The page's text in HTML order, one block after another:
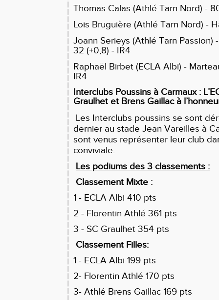
Thomas Calas (Athlé Tarn Nord) -
Lois Bruguière (Athlé Tarn Nord) -
Joann Serieys (Athlé Tarn Passion)
32 (+0,8) - IR4
Raphaël Birbet (ECLA Albi) -
IR4
Interclubs Poussins à Carmaux :
Graulhet et Brens Gaillac à
Les Interclubs poussins se sont
dernier au stade Jean Vareilles à
sont venus représenter leur club
conviviale.
Les podiums des 3 classements :
Classement Mixte :
1 - ECLA Albi 410 pts
2 - Florentin Athlé 361 pts
3 - SC Graulhet 354 pts
Classement Filles:
1 - ECLA Albi 199 pts
2- Florentin Athlé 170 pts
3- Athlé Brens Gaillac 169 pts